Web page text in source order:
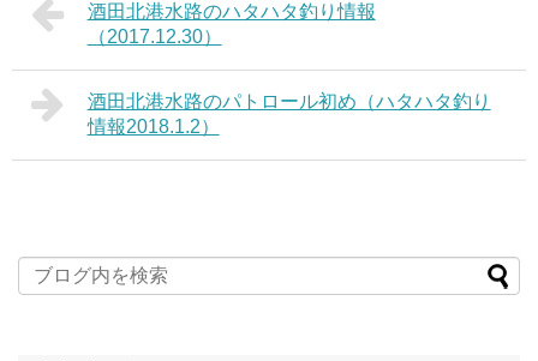
酒田北港水路のハタハタ釣り情報
（2017.12.30）
酒田北港水路のパトロール初め（ハタハタ釣り
情報2018.1.2）